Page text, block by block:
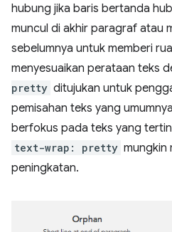
hubung jika baris bertanda
muncul di akhir paragraf atau
sebelumnya untuk memberi
menyesuaikan perataan teks
pretty ditujukan untuk
pemisahan teks yang
berfokus pada teks yang
text-wrap: pretty mungkin
peningkatan.